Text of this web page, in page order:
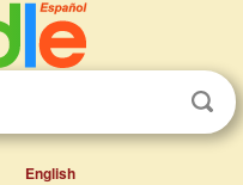
English